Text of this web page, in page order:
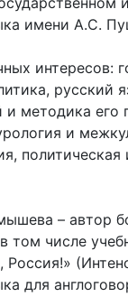
имени А.С.
интересов:
русский
и методика его
и
политическая
– автор
том числе
Россия!»
для